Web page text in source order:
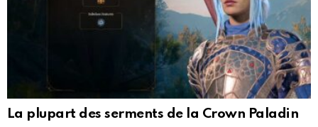
La plupart des serments de la Crown Paladin